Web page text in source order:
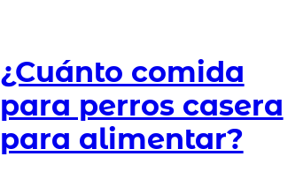
¿Cuánto comida
para perros casera
para alimentar?